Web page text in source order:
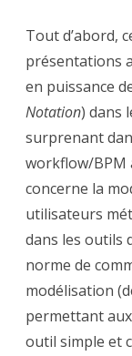
Tout d’abord,
présentations
en puissance
Notation) dans
surprenant
workflow/BPM
concerne la
utilisateurs
dans les outils
norme de
modélisation
permettant
outil simple et